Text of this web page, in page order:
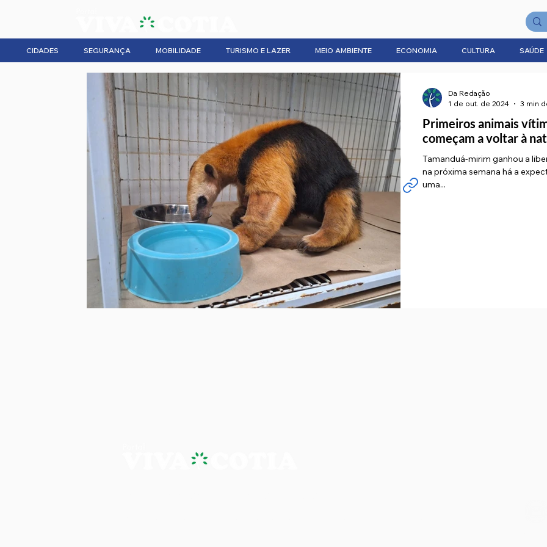
CIDADES SEGURANÇA MOBILIDADE TURISMO E LAZER MEIO AMBIENTE ECONOMIA CULTURA SAÚDE
Primeiros animais
começam a voltar à
Tamanduá-mirim ganhou a
na próxima semana há a
uma...
Da Redação
1 de out. de 2024
3 min